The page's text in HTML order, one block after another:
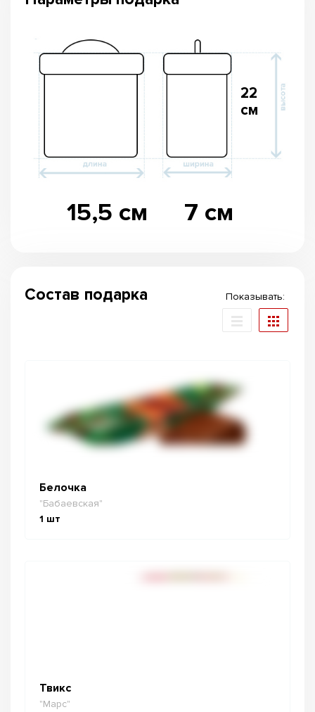
15,5 см 7 см
22
см
Состав подарка Показывать:
Белочка
"Бабаевская"
1 шт
Твикс
"Марс"